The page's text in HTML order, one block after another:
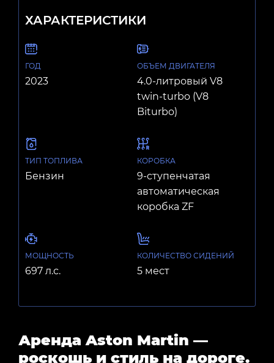
ХАРАКТЕРИСТИКИ
ГОД
2023
ОБЪЕМ ДВИГАТЕЛЯ
4.0-литровый V8
twin-turbo (V8
Biturbo)
ТИП ТОПЛИВА
Бензин
КОРОБКА
9-ступенчатая
автоматическая
коробка ZF
МОЩНОСТЬ
697 л.с.
КОЛИЧЕСТВО СИДЕНИЙ
5 мест
Аренда Aston Martin —
роскошь и стиль на дороге.